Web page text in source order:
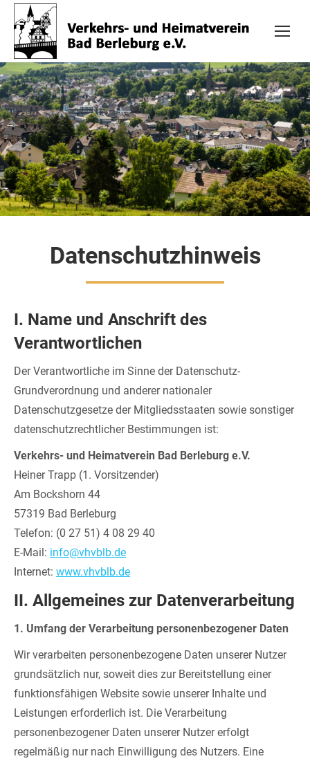
Datenschutzhinweis
I. Name und Anschrift des
Verantwortlichen
Der Verantwortliche im Sinne der Datenschutz-
Grundverordnung und anderer nationaler
Datenschutzgesetze der Mitgliedsstaaten sowie sonstiger
datenschutzrechtlicher Bestimmungen ist:
Verkehrs- und Heimatverein Bad Berleburg e.V.
Heiner Trapp (1. Vorsitzender)
Am Bockshorn 44
57319 Bad Berleburg
Telefon: (0 27 51) 4 08 29 40
E-Mail: info@vhvblb.de
Internet: www.vhvblb.de
II. Allgemeines zur Datenverarbeitung
1. Umfang der Verarbeitung personenbezogener Daten
Wir verarbeiten personenbezogene Daten unserer Nutzer
grundsätzlich nur, soweit dies zur Bereitstellung einer
funktionsfähigen Website sowie unserer Inhalte und
Leistungen erforderlich ist. Die Verarbeitung
personenbezogener Daten unserer Nutzer erfolgt
regelmäßig nur nach Einwilligung des Nutzers. Eine